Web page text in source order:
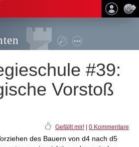
#39:
Vorstoß
Gefällt mir! 0 Kommentare
des Bauern von d4 nach d5